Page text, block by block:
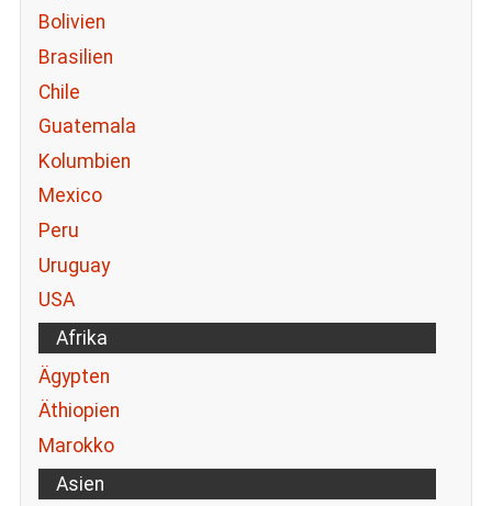
Bolivien
Brasilien
Chile
Guatemala
Kolumbien
Mexico
Peru
Uruguay
USA
Afrika
Ägypten
Äthiopien
Marokko
Asien